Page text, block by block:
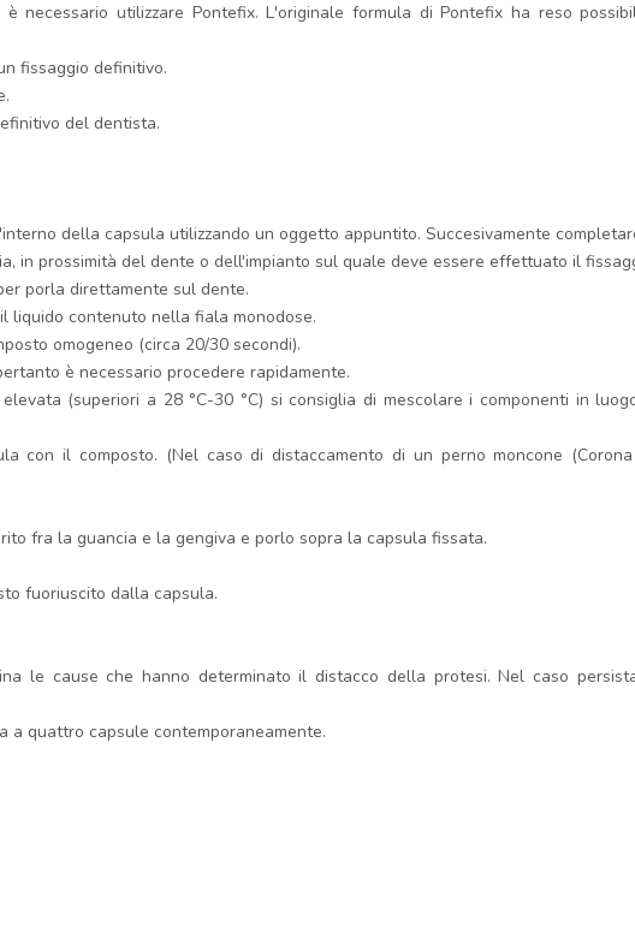
utilizzare Pontefix. L'originale formula di Pontefix ha reso
fissaggio definitivo.
del dentista.
della capsula utilizzando un oggetto appuntito. Succesivamente
in prossimità del dente o dell'impianto sul quale deve essere effettuato il
porla direttamente sul dente.
contenuto nella fiala monodose.
omogeneo (circa 20/30 secondi).
è necessario procedere rapidamente.
(superiori a 28 °C-30 °C) si consiglia di mescolare i componenti in
con il composto. (Nel caso di distaccamento di un perno moncone
fra la guancia e la gengiva e porlo sopra la capsula fissata.
fuoriuscito dalla capsula.
le cause che hanno determinato il distacco della protesi. Nel caso
a quattro capsule contemporaneamente.